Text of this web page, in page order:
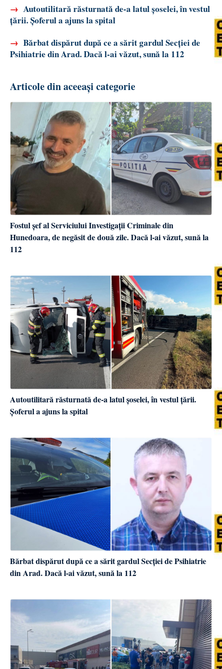
→ Autoutilitară răsturnată de-a latul șoselei, în vestul
țării. Șoferul a ajuns la spital
→ Bărbat dispărut după ce a sărit gardul Secției de
Psihiatrie din Arad. Dacă l-ai văzut, sună la 112
Articole din aceeași categorie
Fostul șef al Serviciului Investigații Criminale din
Hunedoara, de negăsit de două zile. Dacă l-ai văzut, sună la
112
Autoutilitară răsturnată de-a latul șoselei, în vestul țării.
Șoferul a ajuns la spital
Bărbat dispărut după ce a sărit gardul Secției de Psihiatrie
din Arad. Dacă l-ai văzut, sună la 112